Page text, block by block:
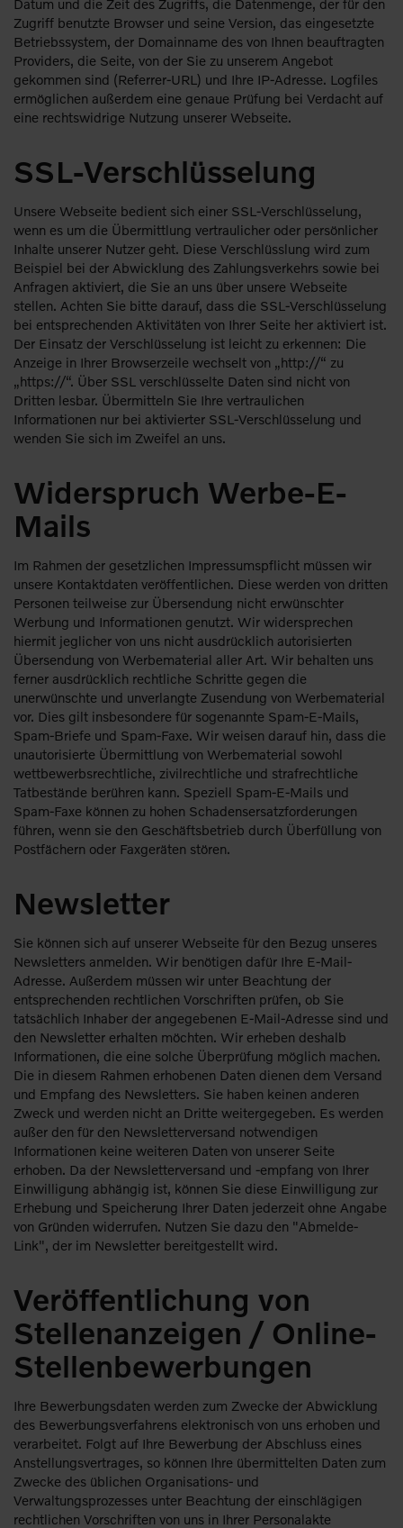
Datum und die Zeit des Zugriffs, die Datenmenge, der für den
Zugriff benutzte Browser und seine Version, das eingesetzte
Betriebssystem, der Domainname des von Ihnen beauftragten
Providers, die Seite, von der Sie zu unserem Angebot
gekommen sind (Referrer-URL) und Ihre IP-Adresse. Logfiles
ermöglichen außerdem eine genaue Prüfung bei Verdacht auf
eine rechtswidrige Nutzung unserer Webseite.
SSL-Verschlüsselung
Unsere Webseite bedient sich einer SSL-Verschlüsselung,
wenn es um die Übermittlung vertraulicher oder persönlicher
Inhalte unserer Nutzer geht. Diese Verschlüsslung wird zum
Beispiel bei der Abwicklung des Zahlungsverkehrs sowie bei
Anfragen aktiviert, die Sie an uns über unsere Webseite
stellen. Achten Sie bitte darauf, dass die SSL-Verschlüsselung
bei entsprechenden Aktivitäten von Ihrer Seite her aktiviert ist.
Der Einsatz der Verschlüsselung ist leicht zu erkennen: Die
Anzeige in Ihrer Browserzeile wechselt von „http://“ zu
„https://“. Über SSL verschlüsselte Daten sind nicht von
Dritten lesbar. Übermitteln Sie Ihre vertraulichen
Informationen nur bei aktivierter SSL-Verschlüsselung und
wenden Sie sich im Zweifel an uns.
Widerspruch Werbe-E-
Mails
Im Rahmen der gesetzlichen Impressumspflicht müssen wir
unsere Kontaktdaten veröffentlichen. Diese werden von dritten
Personen teilweise zur Übersendung nicht erwünschter
Werbung und Informationen genutzt. Wir widersprechen
hiermit jeglicher von uns nicht ausdrücklich autorisierten
Übersendung von Werbematerial aller Art. Wir behalten uns
ferner ausdrücklich rechtliche Schritte gegen die
unerwünschte und unverlangte Zusendung von Werbematerial
vor. Dies gilt insbesondere für sogenannte Spam-E-Mails,
Spam-Briefe und Spam-Faxe. Wir weisen darauf hin, dass die
unautorisierte Übermittlung von Werbematerial sowohl
wettbewerbsrechtliche, zivilrechtliche und strafrechtliche
Tatbestände berühren kann. Speziell Spam-E-Mails und
Spam-Faxe können zu hohen Schadensersatzforderungen
führen, wenn sie den Geschäftsbetrieb durch Überfüllung von
Postfächern oder Faxgeräten stören.
Newsletter
Sie können sich auf unserer Webseite für den Bezug unseres
Newsletters anmelden. Wir benötigen dafür Ihre E-Mail-
Adresse. Außerdem müssen wir unter Beachtung der
entsprechenden rechtlichen Vorschriften prüfen, ob Sie
tatsächlich Inhaber der angegebenen E-Mail-Adresse sind und
den Newsletter erhalten möchten. Wir erheben deshalb
Informationen, die eine solche Überprüfung möglich machen.
Die in diesem Rahmen erhobenen Daten dienen dem Versand
und Empfang des Newsletters. Sie haben keinen anderen
Zweck und werden nicht an Dritte weitergegeben. Es werden
außer den für den Newsletterversand notwendigen
Informationen keine weiteren Daten von unserer Seite
erhoben. Da der Newsletterversand und -empfang von Ihrer
Einwilligung abhängig ist, können Sie diese Einwilligung zur
Erhebung und Speicherung Ihrer Daten jederzeit ohne Angabe
von Gründen widerrufen. Nutzen Sie dazu den "Abmelde-
Link", der im Newsletter bereitgestellt wird.
Veröffentlichung von
Stellenanzeigen / Online-
Stellenbewerbungen
Ihre Bewerbungsdaten werden zum Zwecke der Abwicklung
des Bewerbungsverfahrens elektronisch von uns erhoben und
verarbeitet. Folgt auf Ihre Bewerbung der Abschluss eines
Anstellungsvertrages, so können Ihre übermittelten Daten zum
Zwecke des üblichen Organisations- und
Verwaltungsprozesses unter Beachtung der einschlägigen
rechtlichen Vorschriften von uns in Ihrer Personalakte